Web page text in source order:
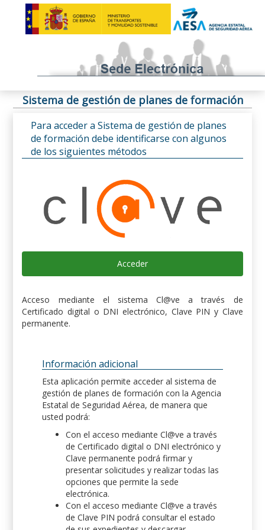
Sistema de gestión de planes de formación
Para acceder a Sistema de gestión de planes
de formación debe identificarse con algunos
de los siguientes métodos
Acceder
Acceso mediante el sistema Cl@ve a través de
Certificado digital o DNI electrónico, Clave PIN y Clave
permanente.
Información adicional
Esta aplicación permite acceder al sistema de
gestión de planes de formación con la Agencia
Estatal de Seguridad Aérea, de manera que
usted podrá:
Con el acceso mediante Cl@ve a través
de Certificado digital o DNI electrónico y
Clave permanente podrá firmar y
presentar solicitudes y realizar todas las
opciones que permite la sede
electrónica.
Con el acceso mediante Cl@ve a través
de Clave PIN podrá consultar el estado